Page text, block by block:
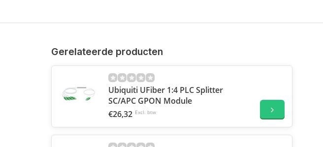
Gerelateerde producten
Ubiquiti UFiber 1:4 PLC Splitter
SC/APC GPON Module
€26,32 Excl. btw